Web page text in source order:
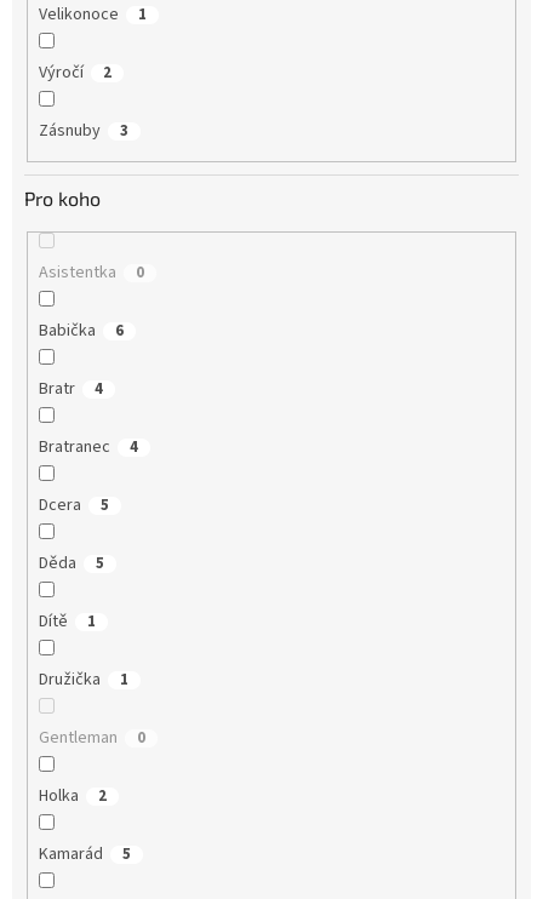
Velikonoce 1
Výročí 2
Zásnuby 3
Pro koho
Asistentka 0
Babička 6
Bratr 4
Bratranec 4
Dcera 5
Děda 5
Dítě 1
Družička 1
Gentleman 0
Holka 2
Kamarád 5